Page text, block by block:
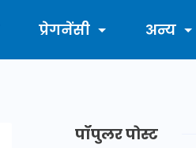
प्रेगनेंसी अन्य
पॉपुलर पोस्ट